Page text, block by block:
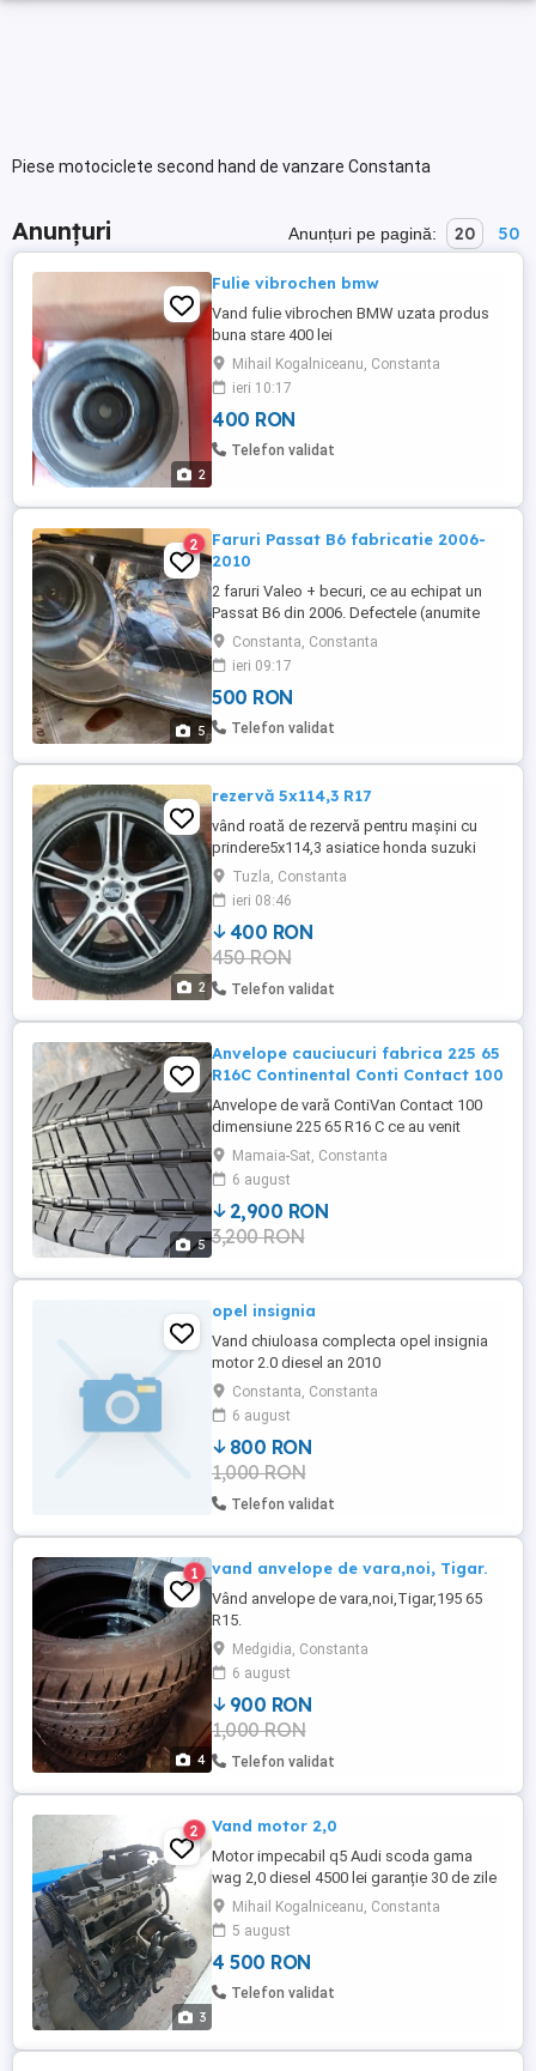
Piese motociclete second hand de vanzare Constanta
Anunțuri Anunțuri pe pagină: 20 50
2
Fulie vibrochen bmw
Vand fulie vibrochen BMW uzata produs
buna stare 400 lei
Mihail Kogalniceanu, Constanta
ieri 10:17
400 RON
Telefon validat
5
2
Faruri Passat B6 fabricatie 2006-
2010
2 faruri Valeo + becuri, ce au echipat un
Passat B6 din 2006. Defectele (anumite
plastice rupte) se pot observa in poze. La
cerere pot trimite si alte poze. Codurile de
produs se pot vedea in poze. Pretul este
fix, fara schimburi.
Constanta, Constanta
ieri 09:17
500 RON
Telefon validat
2
rezervă 5x114,3 R17
vând roată de rezervă pentru mașini cu
prindere5x114,3 asiatice honda suzuki
toyota etc, are cauciuc 215 55 17 destul
de bun, predare personală în Constanța
Tuzla, Constanta
ieri 08:46
400 RON
450 RON
Telefon validat
5
Anvelope cauciucuri fabrica 225 65
R16C Continental Conti Contact 100
Anvelope de vară ContiVan Contact 100
dimensiune 225 65 R16 C ce au venit
echipate pe masina nouă din fabrică
(calitatea din fabrica nu se compară cu
cea din comerț ) si su fost rulate 1000 km.
Nu au fost reparate, depozitate în interior.
Se dau la set toate 4
Mamaia-Sat, Constanta
6 august
2,900 RON
3,200 RON
opel insignia
Vand chiuloasa complecta opel insignia
motor 2.0 diesel an 2010
Constanta, Constanta
6 august
800 RON
1,000 RON
Telefon validat
4
1 vand anvelope de vara,noi, Tigar.
Vând anvelope de vara,noi,Tigar,195 65
R15.
Medgidia, Constanta
6 august
900 RON
1,000 RON
Telefon validat
3
2 Vand motor 2,0
Motor impecabil q5 Audi scoda gama
wag 2,0 diesel 4500 lei garanție 30 de zile
Mihail Kogalniceanu, Constanta
5 august
4 500 RON
Telefon validat